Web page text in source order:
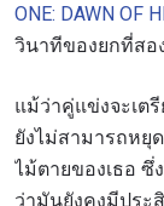
ONE: DAWN OF
วินาทีของยกที่สอ
แม้ว่าคู่แข่งจะเต
ยังไม่สามารถหยุ
ไม้ตายของเธอ ซึ่
ว่ามันยังคงมีประ